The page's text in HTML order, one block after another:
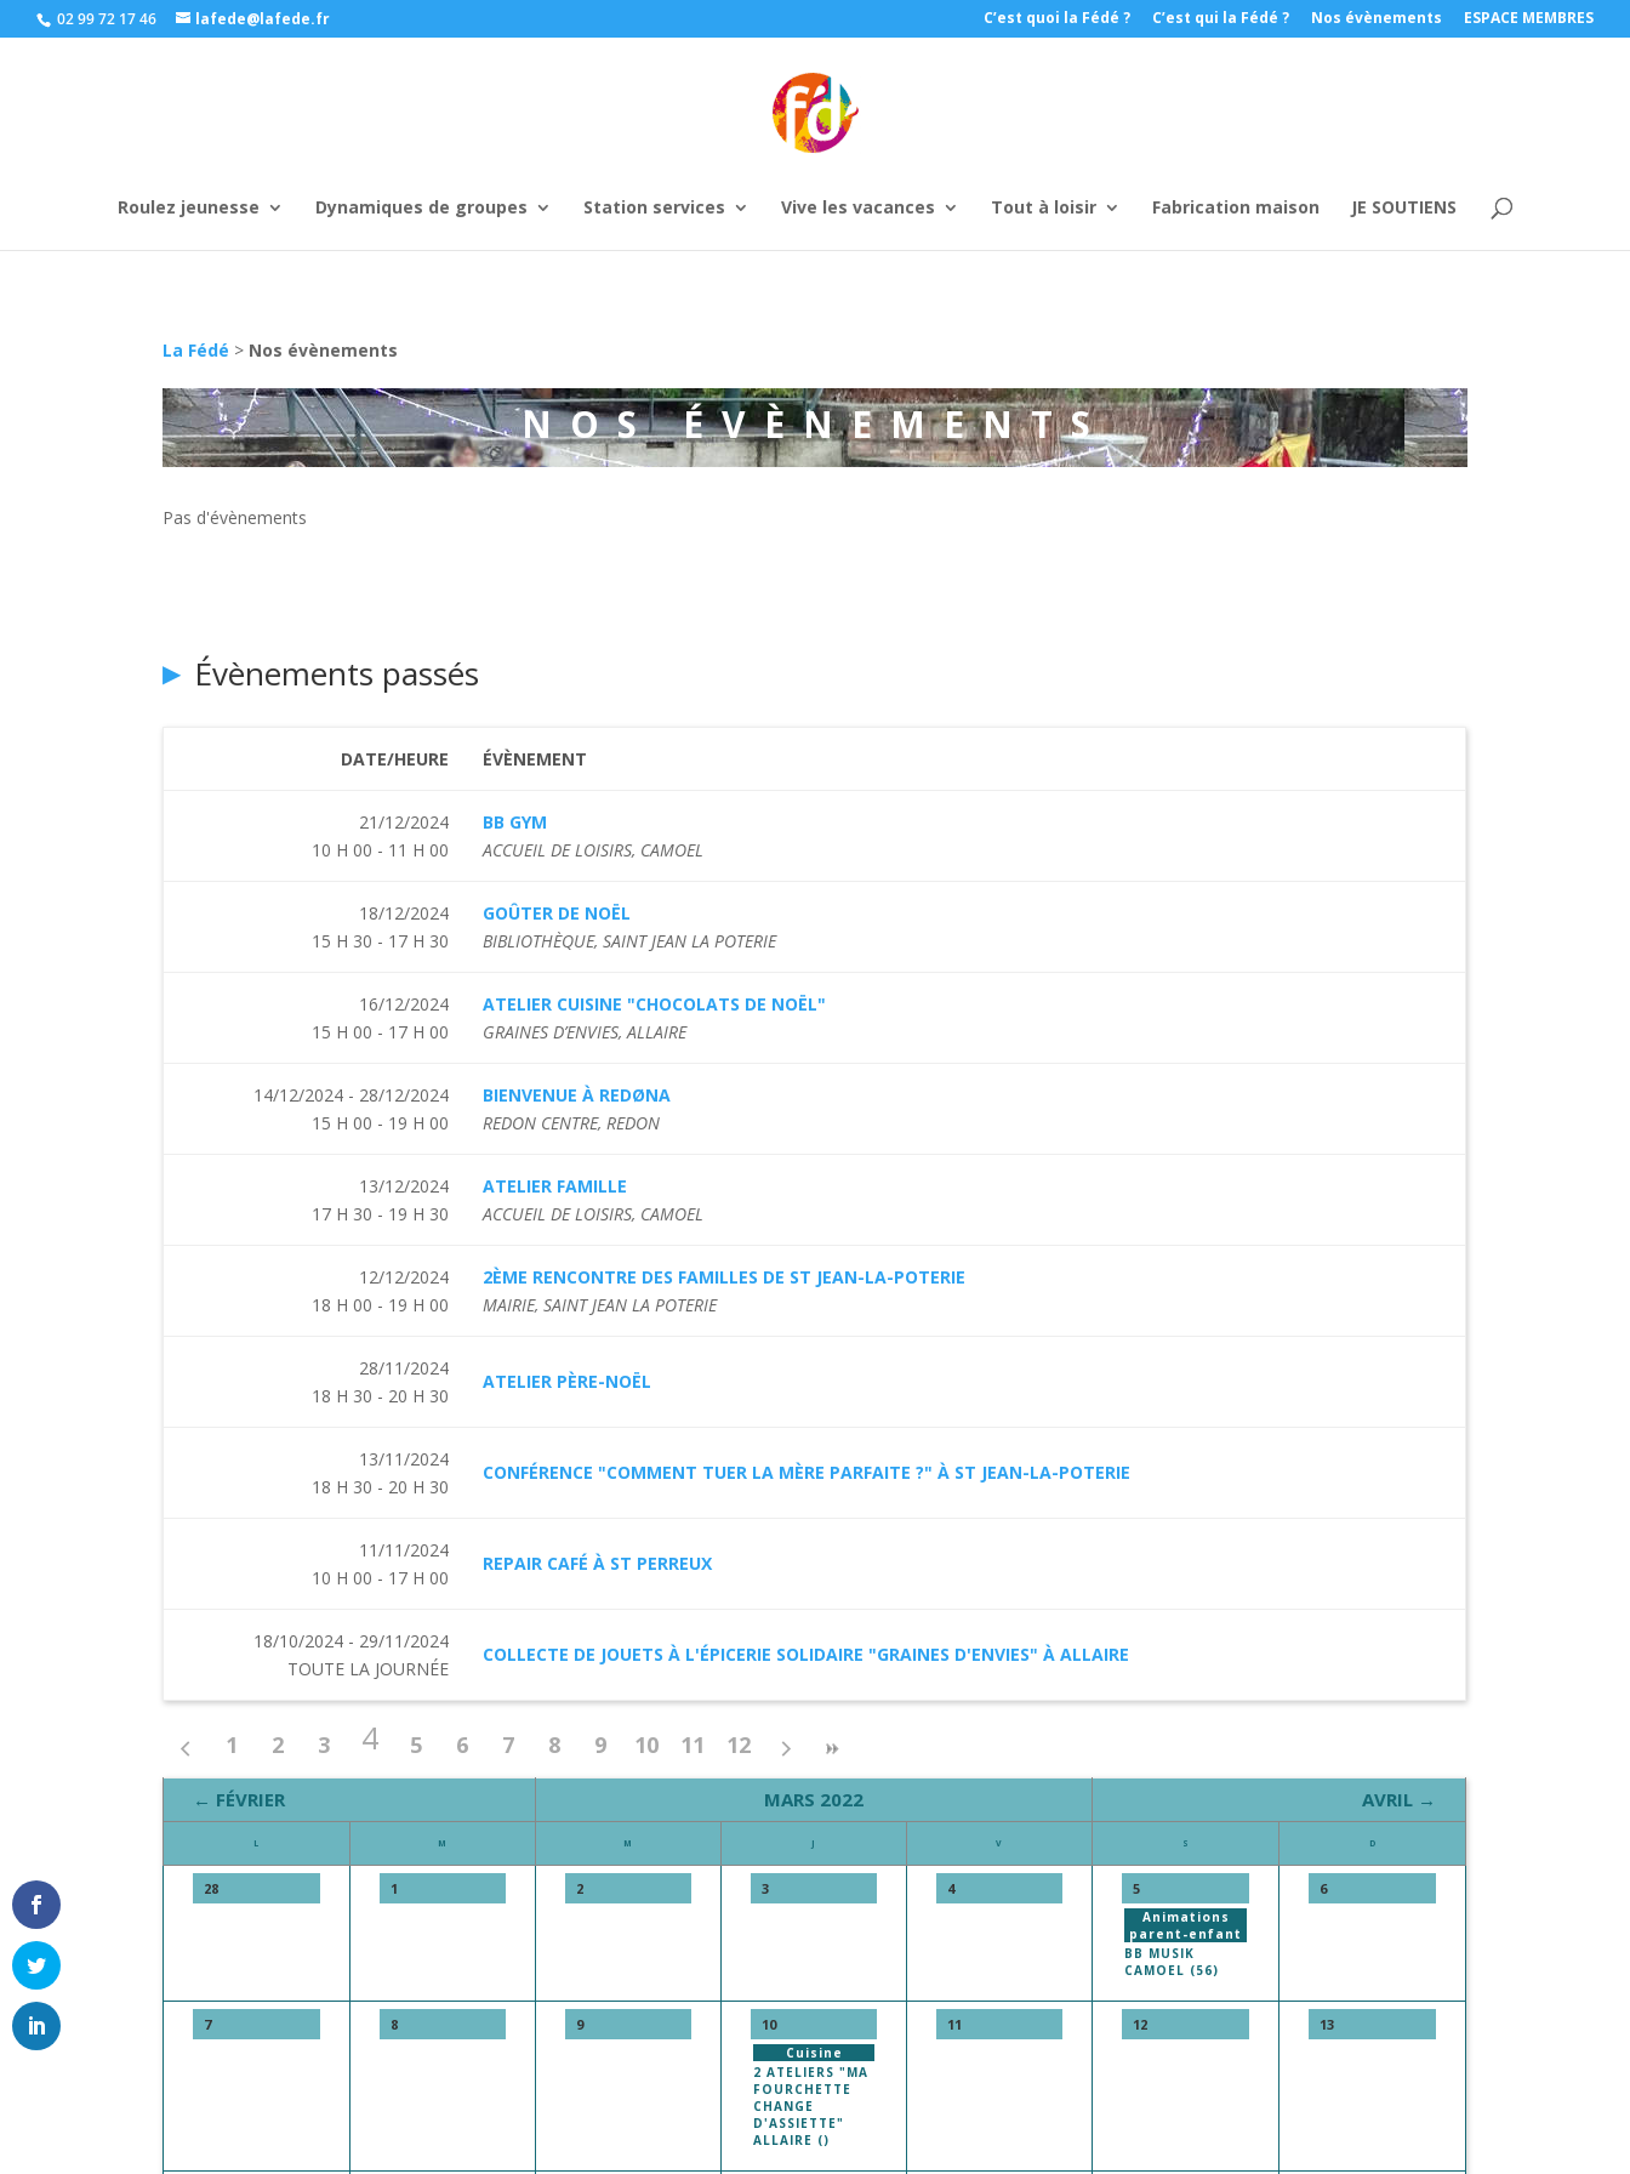
02 99 72 17 46 lafede@lafede.fr C’est quoi la Fédé ? C’est qui la Fédé ? Nos évènements ESPACE MEMBRES
Roulez jeunesse Dynamiques de groupes Station services Vive les vacances Tout à loisir Fabrication maison JE SOUTIENS
La Fédé > Nos évènements
NOS ÉVÈNEMENTS
Pas d'évènements
Évènements passés
DATE/HEURE ÉVÈNEMENT
21/12/2024
10 H 00 - 11 H 00
BB GYM
ACCUEIL DE LOISIRS, CAMOEL
18/12/2024
15 H 30 - 17 H 30
GOÛTER DE NOËL
BIBLIOTHÈQUE, SAINT JEAN LA POTERIE
16/12/2024
15 H 00 - 17 H 00
ATELIER CUISINE "CHOCOLATS DE NOËL"
GRAINES D’ENVIES, ALLAIRE
14/12/2024 - 28/12/2024
15 H 00 - 19 H 00
BIENVENUE À REDØNA
REDON CENTRE, REDON
13/12/2024
17 H 30 - 19 H 30
ATELIER FAMILLE
ACCUEIL DE LOISIRS, CAMOEL
12/12/2024
18 H 00 - 19 H 00
2ÈME RENCONTRE DES FAMILLES DE ST JEAN-LA-POTERIE
MAIRIE, SAINT JEAN LA POTERIE
28/11/2024
18 H 30 - 20 H 30
ATELIER PÈRE-NOËL
13/11/2024
18 H 30 - 20 H 30
CONFÉRENCE "COMMENT TUER LA MÈRE PARFAITE ?" À ST JEAN-LA-POTERIE
11/11/2024
10 H 00 - 17 H 00
REPAIR CAFÉ À ST PERREUX
18/10/2024 - 29/11/2024
TOUTE LA JOURNÉE
COLLECTE DE JOUETS À L'ÉPICERIE SOLIDAIRE "GRAINES D'ENVIES" À ALLAIRE
1 2 3 4 5 6 7 8 9 10 11 12
← FÉVRIER MARS 2022 AVRIL →
L M M J V S D
28 1 2 3 4 5
Animations
parent-enfant
BB MUSIK
CAMOEL (56)
6
7 8 9 10
Cuisine
2 ATELIERS "MA
FOURCHETTE
CHANGE
D'ASSIETTE"
ALLAIRE ()
11 12 13